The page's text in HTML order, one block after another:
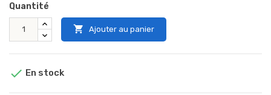
Quantité
 Ajouter au panier
 En stock